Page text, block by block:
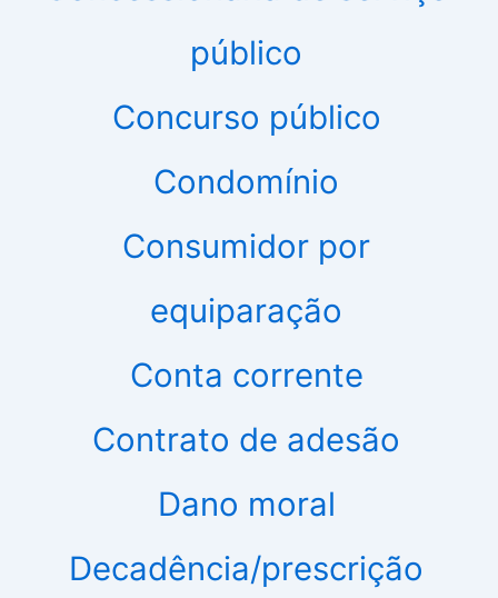
público
Concurso público
Condomínio
Consumidor por
equiparação
Conta corrente
Contrato de adesão
Dano moral
Decadência/prescrição